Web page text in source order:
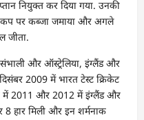
नियुक्त कर दिया गया. उनकी
कप पर कब्जा जमाया और अगले
जीता.
और ऑस्ट्रेलिया, इंग्लैंड और
2009 में भारत टेस्ट क्रिकेट
में 2011 और 2012 में इंग्लैंड और
8 हार मिली और इन शर्मनाक